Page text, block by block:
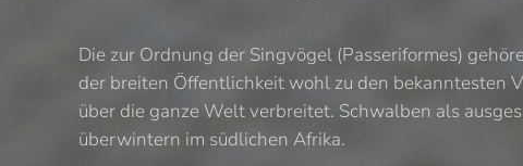
Die zur Ordnung der Singvögel (Passeriformes)
der breiten Öffentlichkeit wohl zu den bekanntesten
über die ganze Welt verbreitet. Schwalben als
überwintern im südlichen Afrika.